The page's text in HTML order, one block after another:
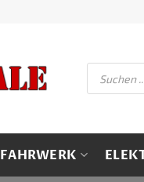
Products
search
FAHRWERK